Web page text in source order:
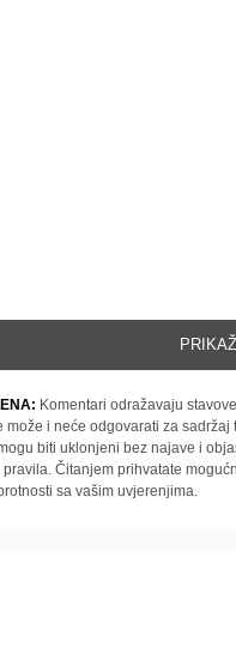
Komentari odražavaju
može i neće odgovarati za
biti uklonjeni bez najave i
pravila. Čitanjem prihvatate
sa vašim uvjerenjima.